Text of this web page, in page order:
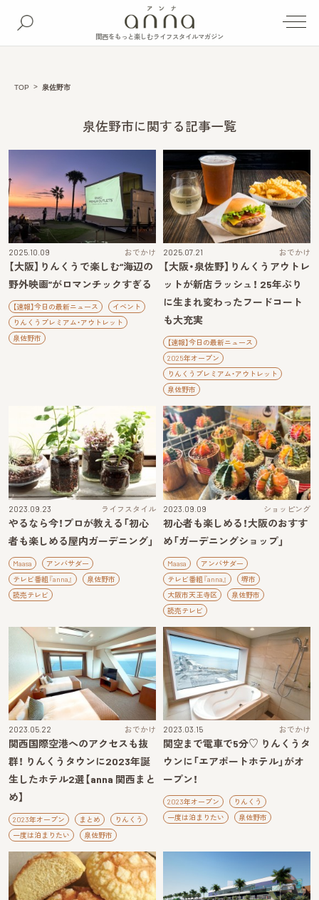
関西をもっと楽しむライフスタイルマガジン
TOP 泉佐野市
泉佐野市に関する記事一覧
2025.10.09 おでかけ
【大阪】りんくうで楽しむ“海辺の
野外映画”がロマンチックすぎる
【速報】今日の最新ニュース
イベント
りんくうプレミアム・アウトレット
泉佐野市
2025.07.21 おでかけ
【大阪・泉佐野】りんくうアウトレ
ットが新店ラッシュ！ 25年ぶり
に生まれ変わったフードコート
も大充実
【速報】今日の最新ニュース
2025年オープン
りんくうプレミアム・アウトレット
泉佐野市
2023.09.23 ライフスタイル
やるなら今！プロが教える「初心
者も楽しめる屋内ガーデニング」
Maasa
アンバサダー
テレビ番組『anna』
泉佐野市
読売テレビ
2023.09.09 ショッピング
初心者も楽しめる！大阪のおすす
め「ガーデニングショップ」
Maasa
アンバサダー
テレビ番組『anna』
堺市
大阪市天王寺区
泉佐野市
読売テレビ
2023.05.22 おでかけ
関西国際空港へのアクセスも抜
群！ りんくうタウンに2023年誕
生したホテル2選【anna 関西まと
め】
2023年オープン まとめ
りんくう
一度は泊まりたい
泉佐野市
2023.03.15 おでかけ
関空まで電車で5分♡ りんくうタ
ウンに「エアポートホテル」がオ
ープン！
2023年オープン
りんくう
一度は泊まりたい
泉佐野市